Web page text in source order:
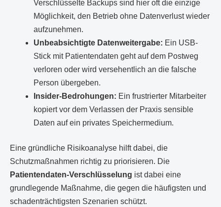
Verschlüsselte Backups sind hier oft die einzige
Möglichkeit, den Betrieb ohne Datenverlust wieder
aufzunehmen.
Unbeabsichtigte Datenweitergabe: Ein USB-
Stick mit Patientendaten geht auf dem Postweg
verloren oder wird versehentlich an die falsche
Person übergeben.
Insider-Bedrohungen: Ein frustrierter Mitarbeiter
kopiert vor dem Verlassen der Praxis sensible
Daten auf ein privates Speichermedium.
Eine gründliche Risikoanalyse hilft dabei, die
Schutzmaßnahmen richtig zu priorisieren. Die
Patientendaten-Verschlüsselung ist dabei eine
grundlegende Maßnahme, die gegen die häufigsten und
schadenträchtigsten Szenarien schützt.